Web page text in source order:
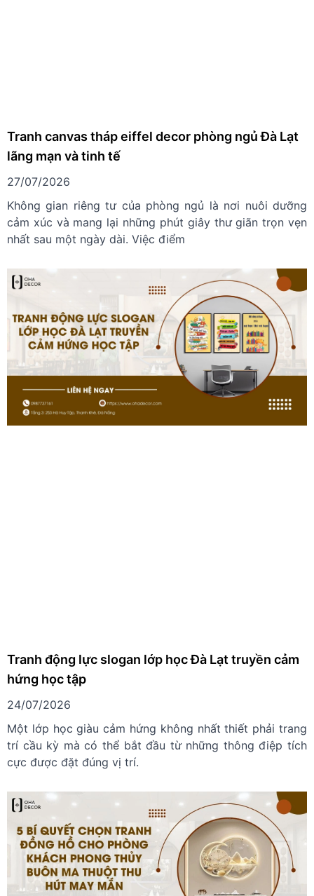
Tranh canvas tháp eiffel decor phòng ngủ Đà Lạt
lãng mạn và tinh tế
27/07/2026
Không gian riêng tư của phòng ngủ là nơi nuôi dưỡng
cảm xúc và mang lại những phút giây thư giãn trọn vẹn
nhất sau một ngày dài. Việc điểm
Tranh động lực slogan lớp học Đà Lạt truyền cảm
hứng học tập
24/07/2026
Một lớp học giàu cảm hứng không nhất thiết phải trang
trí cầu kỳ mà có thể bắt đầu từ những thông điệp tích
cực được đặt đúng vị trí.